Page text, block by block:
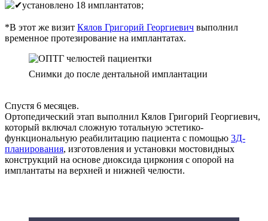
установлено 18 имплантатов;
*В этот же визит Кялов Григорий Георгиевич выполнил
временное протезирование на имплантатах.
Снимки до после дентальной имплантации
Спустя 6 месяцев.
Ортопедический этап выполнил Кялов Григорий Георгиевич,
который включал сложную тотальную эстетико-
функциональную реабилитацию пациента с помощью 3Д-
планирования, изготовления и установки мостовидных
конструкций на основе диоксида циркония с опорой на
имплантаты на верхней и нижней челюсти.